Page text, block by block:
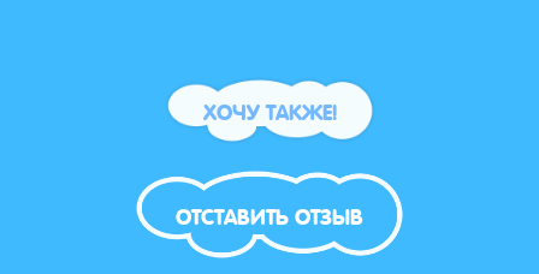
ХОЧУ ТАКЖЕ!
ОТСТАВИТЬ ОТЗЫВ